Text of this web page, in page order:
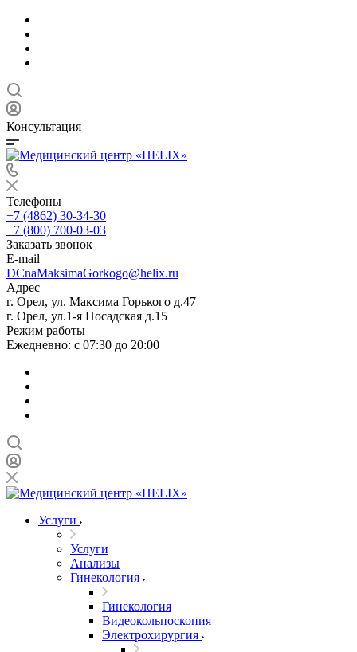
Консультация
Телефоны
+7 (4862) 30-34-30
+7 (800) 700-03-03
Заказать звонок
E-mail
DCnaMaksimaGorkogo@helix.ru
Адрес
г. Орел, ул. Максима Горького д.47
г. Орел, ул.1-я Посадская д.15
Режим работы
Ежедневно: с 07:30 до 20:00
Услуги
Услуги
Анализы
Гинекология
Гинекология
Видеокольпоскопия
Электрохирургия